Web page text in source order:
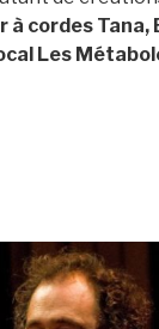
à cordes Tana,
Les